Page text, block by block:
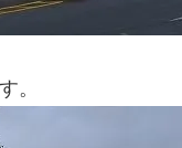
。